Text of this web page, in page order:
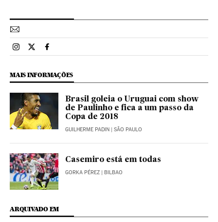
Esportes El País Brasil en Instagram
Esportes El País Brasil en Twitter
Esportes El País Brasil en Facebook
MAIS INFORMAÇÕES
Brasil goleia o Uruguai com show
de Paulinho e fica a um passo da
Copa de 2018
GUILHERME PADIN | SÃO PAULO
Casemiro está em todas
GORKA PÉREZ | BILBAO
ARQUIVADO EM